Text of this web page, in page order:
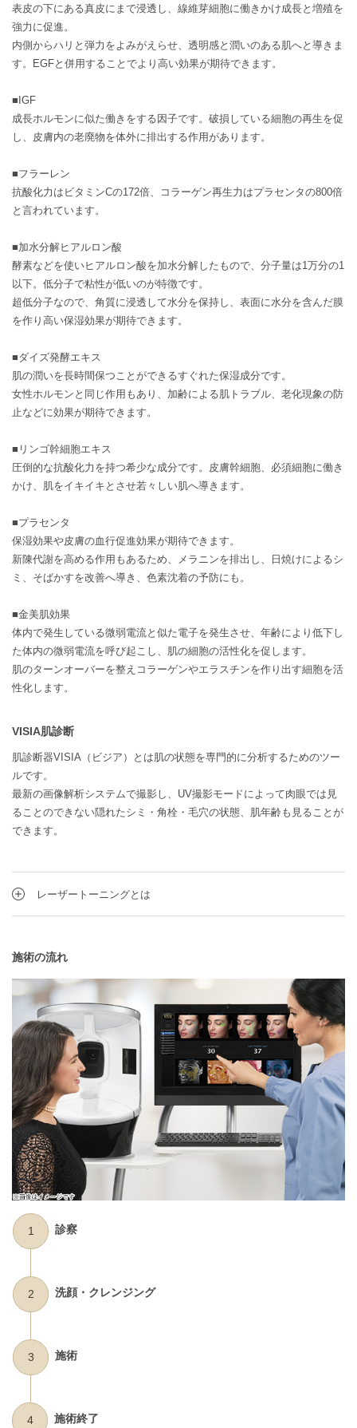
表皮の下にある真皮にまで浸透し、線維芽細胞に働きかけ成長と増殖を
強力に促進。
内側からハリと弾力をよみがえらせ、透明感と潤いのある肌へと導きま
す。EGFと併用することでより高い効果が期待できます。
■IGF
成長ホルモンに似た働きをする因子です。破損している細胞の再生を促
し、皮膚内の老廃物を体外に排出する作用があります。
■フラーレン
抗酸化力はビタミンCの172倍、コラーゲン再生力はプラセンタの800倍
と言われています。
■加水分解ヒアルロン酸
酵素などを使いヒアルロン酸を加水分解したもので、分子量は1万分の1
以下。低分子で粘性が低いのが特徴です。
超低分子なので、角質に浸透して水分を保持し、表面に水分を含んだ膜
を作り高い保湿効果が期待できます。
■ダイズ発酵エキス
肌の潤いを長時間保つことができるすぐれた保湿成分です。
女性ホルモンと同じ作用もあり、加齢による肌トラブル、老化現象の防
止などに効果が期待できます。
■リンゴ幹細胞エキス
圧倒的な抗酸化力を持つ希少な成分です。皮膚幹細胞、必須細胞に働き
かけ、肌をイキイキとさせ若々しい肌へ導きます。
■プラセンタ
保湿効果や皮膚の血行促進効果が期待できます。
新陳代謝を高める作用もあるため、メラニンを排出し、日焼けによるシ
ミ、そばかすを改善へ導き、色素沈着の予防にも。
■金美肌効果
体内で発生している微弱電流と似た電子を発生させ、年齢により低下し
た体内の微弱電流を呼び起こし、肌の細胞の活性化を促します。
肌のターンオーバーを整えコラーゲンやエラスチンを作り出す細胞を活
性化します。
VISIA肌診断
肌診断器VISIA（ビジア）とは肌の状態を専門的に分析するためのツー
ルです。
最新の画像解析システムで撮影し、UV撮影モードによって肉眼では見
ることのできない隠れたシミ・角栓・毛穴の状態、肌年齢も見ることが
できます。
レーザートーニングとは
施術の流れ
1 診察
2 洗顔・クレンジング
3 施術
4 施術終了